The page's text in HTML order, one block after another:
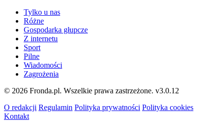
Tylko u nas
Różne
Gospodarka głupcze
Z internetu
Sport
Pilne
Wiadomości
Zagrożenia
© 2026 Fronda.pl. Wszelkie prawa zastrzeżone. v3.0.12
O redakcji Regulamin Polityka prywatności Polityka cookies
Kontakt